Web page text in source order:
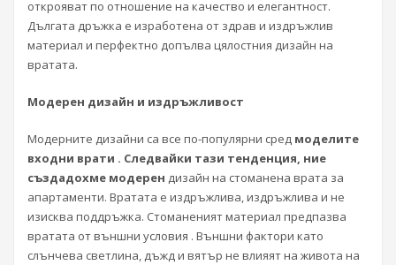
открояват по отношение на качество и елегантност.
Дългата дръжка е изработена от здрав и издръжлив
материал и перфектно допълва цялостния дизайн на
вратата.
Модерен дизайн и издръжливост
Модерните дизайни са все по-популярни сред моделите
входни врати . Следвайки тази тенденция, ние
създадохме модерен дизайн на стоманена врата за
апартаменти. Вратата е издръжлива, издръжлива и не
изисква поддръжка. Стоманеният материал предпазва
вратата от външни условия . Външни фактори като
слънчева светлина, дъжд и вятър не влияят на живота на